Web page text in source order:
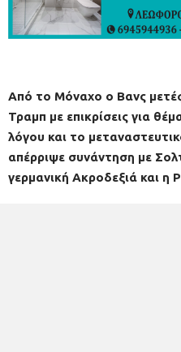
Από το Μόναχο ο Βανς
Τραμπ με επικρίσεις για
λόγου και το
απέρριψε συνάντηση με
γερμανική Ακροδεξιά και η